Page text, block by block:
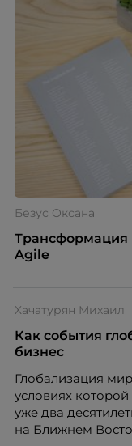
Безус Оксана
Трансформация
Agile
Хачатурян Михаил
Как события
бизнес
Глобализация
условиях
уже два
на Ближнем